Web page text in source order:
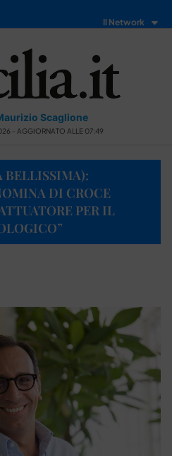
Il Network
Scaglione
- AGGIORNATO ALLE 07:49
BELLISSIMA):
DI CROCE
PER IL